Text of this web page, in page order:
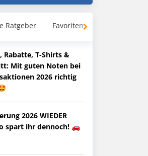
Ratgeber Favoriten
Rabatte, T-Shirts &
Mit guten Noten bei
2026 richtig
2026 WIEDER
spart ihr dennoch! 🚗